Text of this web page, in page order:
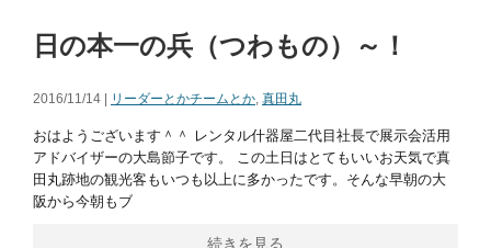
日の本一の兵（つわもの）～！
2016/11/14 | リーダーとかチームとか, 真田丸
おはようございます＾＾ レンタル什器屋二代目社長で展示会活用
アドバイザーの大島節子です。 この土日はとてもいいお天気で真
田丸跡地の観光客もいつも以上に多かったです。そんな早朝の大
阪から今朝もブ
続きを見る